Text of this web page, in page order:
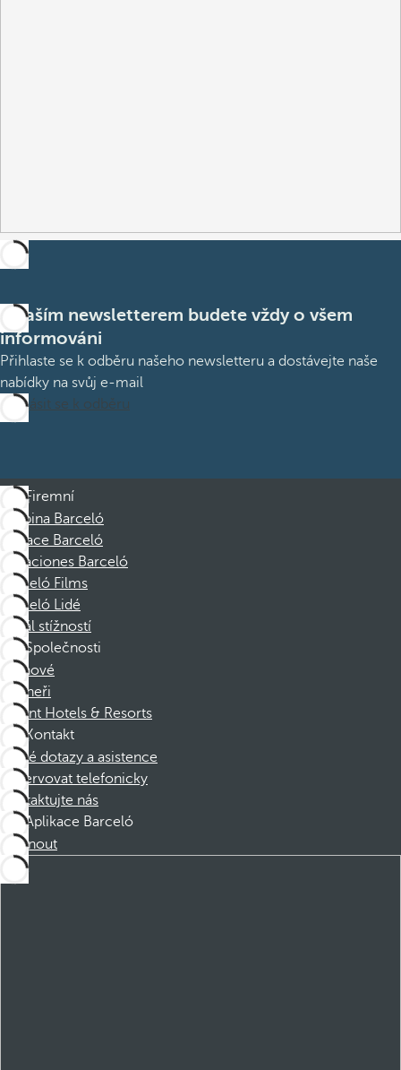
S naším newsletterem budete vždy o všem
informováni
Přihlaste se k odběru našeho newsletteru a dostávejte naše
nabídky na svůj e-mail
Přihlásit se k odběru
Firemní
Skupina Barceló
Nadace Barceló
Vacaciones Barceló
Barceló Films
Barceló Lidé
Kanál stížností
Společnosti
Členové
Partneři
Dorint Hotels & Resorts
Kontakt
Časté dotazy a asistence
Rezervovat telefonicky
Kontaktujte nás
Aplikace Barceló
Stáhnout